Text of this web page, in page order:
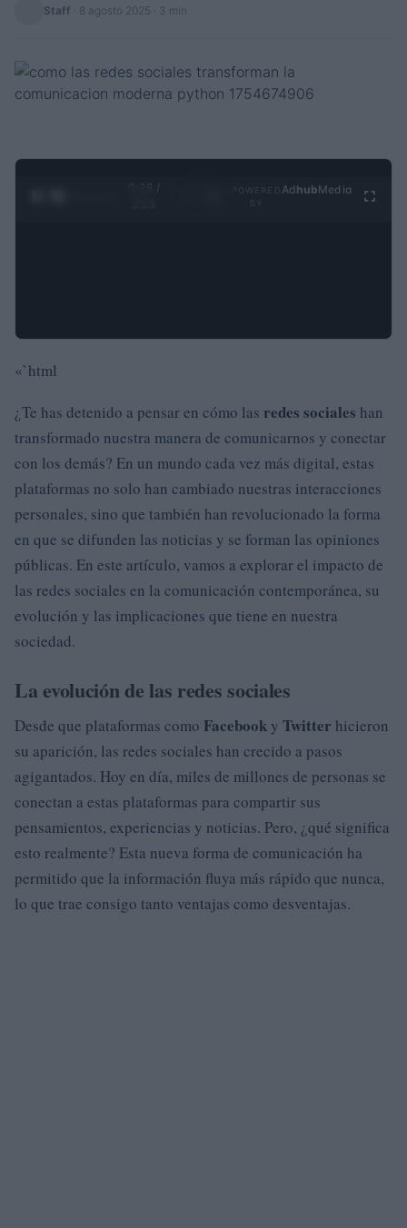
Staff 8 agosto 2025 · 3 min
0:29 /
Ad hubMedia
«`html
¿Te has detenido a pensar en cómo las redes sociales han
transformado nuestra manera de comunicarnos y conectar
con los demás? En un mundo cada vez más digital, estas
plataformas no solo han cambiado nuestras interacciones
personales, sino que también han revolucionado la forma
en que se difunden las noticias y se forman las opiniones
públicas. En este artículo, vamos a explorar el impacto de
las redes sociales en la comunicación contemporánea, su
evolución y las implicaciones que tiene en nuestra
sociedad.
La evolución de las redes sociales
Desde que plataformas como Facebook y Twitter hicieron
su aparición, las redes sociales han crecido a pasos
agigantados. Hoy en día, miles de millones de personas se
conectan a estas plataformas para compartir sus
pensamientos, experiencias y noticias. Pero, ¿qué significa
esto realmente? Esta nueva forma de comunicación ha
permitido que la información fluya más rápido que nunca,
lo que trae consigo tanto ventajas como desventajas.